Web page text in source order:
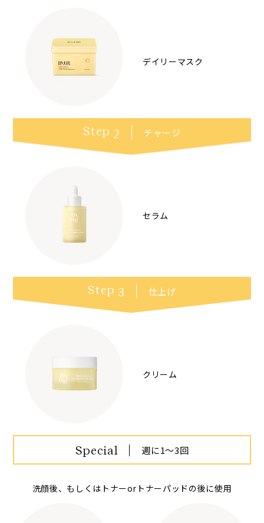
デイリーマスク
Step 2 チャージ
セラム
Step 3 仕上げ
クリーム
Special 週に1～3回
洗顔後、もしくはトナーorトナーパッドの後に使用